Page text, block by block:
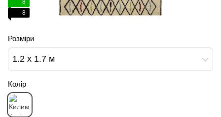
8
8
Розміри
1.2 х 1.7 м
Колір